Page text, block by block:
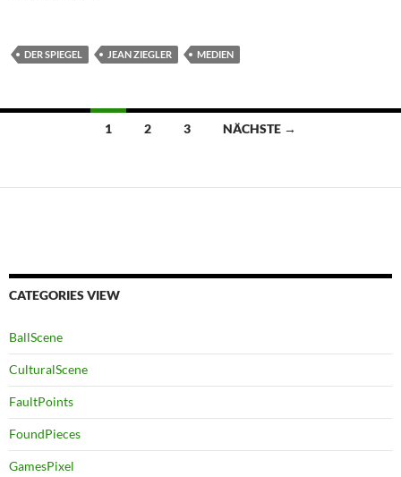
DER SPIEGEL JEAN ZIEGLER MEDIEN
Beitragsnavigation
1 2 3 NÄCHSTE →
CATEGORIES VIEW
BallScene
CulturalScene
FaultPoints
FoundPieces
GamesPixel